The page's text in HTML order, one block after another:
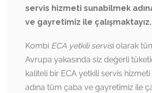
servis hizmeti sunabilmek
ve gayretimiz ile çalışmaktayız.
Kombi ECA yetkili servisi olarak
Avrupa yakasında siz değerli
kaliteli bir ECA yetkili servis
adına tüm çaba ve gayretimiz ile